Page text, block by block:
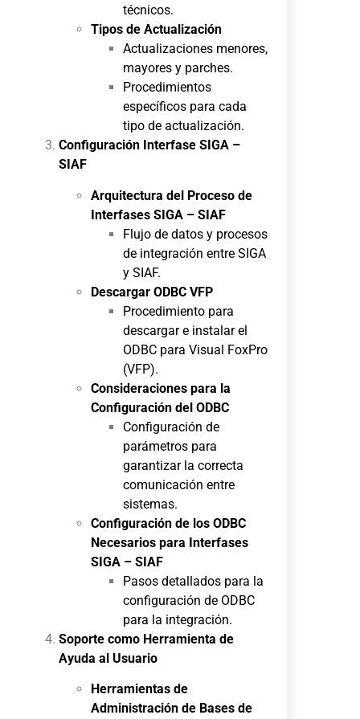
técnicos.
Tipos de Actualización
Actualizaciones menores,
mayores y parches.
Procedimientos
específicos para cada
tipo de actualización.
Configuración Interfase SIGA –
SIAF
Arquitectura del Proceso de
Interfases SIGA – SIAF
Flujo de datos y procesos
de integración entre SIGA
y SIAF.
Descargar ODBC VFP
Procedimiento para
descargar e instalar el
ODBC para Visual FoxPro
(VFP).
Consideraciones para la
Configuración del ODBC
Configuración de
parámetros para
garantizar la correcta
comunicación entre
sistemas.
Configuración de los ODBC
Necesarios para Interfases
SIGA – SIAF
Pasos detallados para la
configuración de ODBC
para la integración.
Soporte como Herramienta de
Ayuda al Usuario
Herramientas de
Administración de Bases de